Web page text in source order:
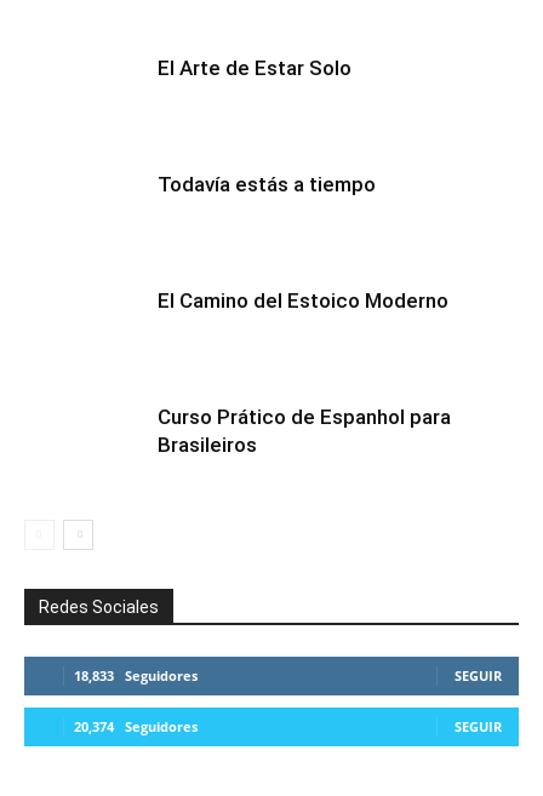
El Arte de Estar Solo
Todavía estás a tiempo
El Camino del Estoico Moderno
Curso Prático de Espanhol para
Brasileiros
Redes Sociales
18,833 Seguidores SEGUIR
20,374 Seguidores SEGUIR